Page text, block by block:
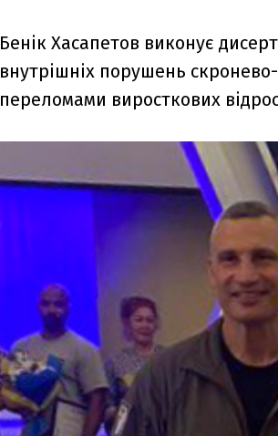
Бенік Хасапетов виконує
внутрішніх порушень
переломами виросткових